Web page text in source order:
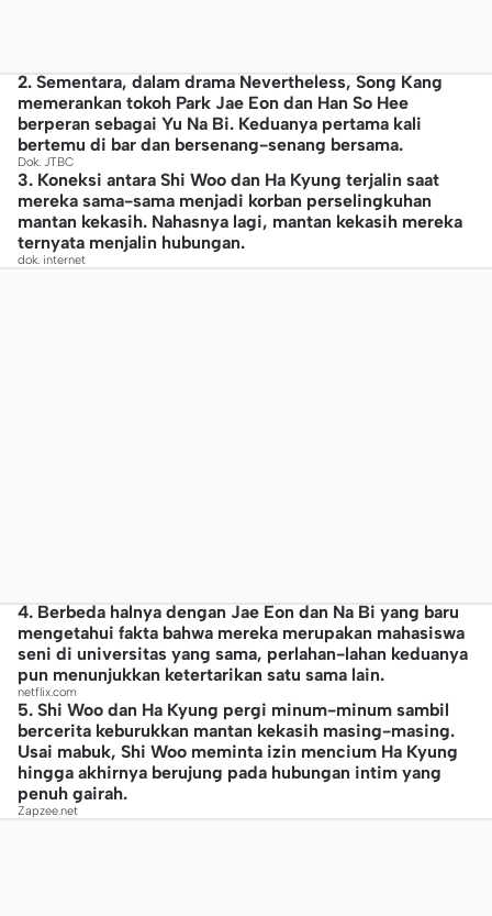
2. Sementara, dalam drama Nevertheless, Song Kang
memerankan tokoh Park Jae Eon dan Han So Hee
berperan sebagai Yu Na Bi. Keduanya pertama kali
bertemu di bar dan bersenang-senang bersama.
Dok. JTBC
3. Koneksi antara Shi Woo dan Ha Kyung terjalin saat
mereka sama-sama menjadi korban perselingkuhan
mantan kekasih. Nahasnya lagi, mantan kekasih mereka
ternyata menjalin hubungan.
dok. internet
4. Berbeda halnya dengan Jae Eon dan Na Bi yang baru
mengetahui fakta bahwa mereka merupakan mahasiswa
seni di universitas yang sama, perlahan-lahan keduanya
pun menunjukkan ketertarikan satu sama lain.
netflix.com
5. Shi Woo dan Ha Kyung pergi minum-minum sambil
bercerita keburukkan mantan kekasih masing-masing.
Usai mabuk, Shi Woo meminta izin mencium Ha Kyung
hingga akhirnya berujung pada hubungan intim yang
penuh gairah.
Zapzee.net